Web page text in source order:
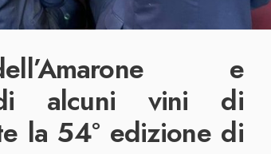
e
di alcuni vini di
la 54° edizione di